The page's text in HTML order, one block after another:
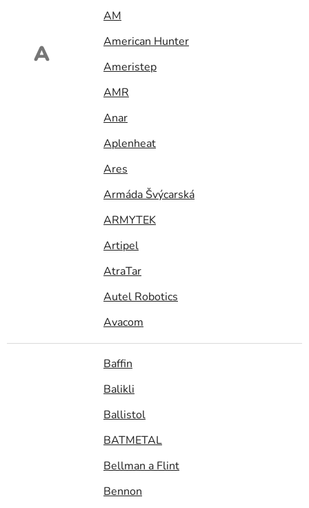
A
AM
American Hunter
Ameristep
AMR
Anar
Aplenheat
Ares
Armáda Švýcarská
ARMYTEK
Artipel
AtraTar
Autel Robotics
Avacom
Baffin
Balikli
Ballistol
BATMETAL
Bellman a Flint
Bennon